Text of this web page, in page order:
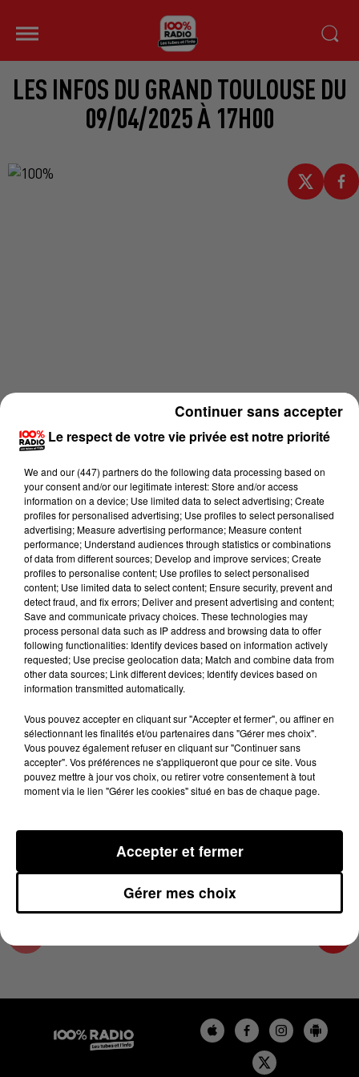
LES INFOS DU GRAND TOULOUSE DU
09/04/2025 À 17H00
Lecture (4 min 13 sec)
100%
100% Radio les infos du grand Toulouse
9 avril 2025 - 4 min 13 sec
LES INFOS DU GRAND TOULOUSE DU
09/04/2025 À 17H00
Podcasts infos du grand Toulouse
Le respect de votre vie privée est notre priorité
We and our (447) partnersdo the following data processing based on
your consent and/or our legitimate interest: Store and/or access
information on a device; Use limited data to select advertising; Create
profiles for personalised advertising; Use profiles to select personalised
advertising; Measure advertising performance; Measure content
performance; Understand audiences through statistics or combinations
of data from different sources; Develop and improve services; Create
profiles to personalise content; Use profiles to select personalised
content; Use limited data to select content; Ensure security, prevent and
detect fraud, and fix errors; Deliver and present advertising and content;
Save and communicate privacy choices. These technologies may
process personal data such as IP address and browsing data to offer
following functionalities: Identify devices based on information actively
requested; Use precise geolocation data; Match and combine data from
other data sources; Link different devices; Identify devices based on
information transmitted automatically.
Vous pouvez accepter en cliquant sur "Accepter et fermer", ou affiner en
sélectionnant les finalités et/ou partenaires dans "Gérer mes choix".
Vous pouvez également refuser en cliquant sur "Continuer sans
accepter". Vos préférences ne s'appliqueront que pour ce site. Vous
pouvez mettre à jour vos choix, ou retirer votre consentement à tout
moment via le lien "Gérer les cookies" situé en bas de chaque page.
Gérer mes choix
Accepter et fermer
Continuer sans accepter